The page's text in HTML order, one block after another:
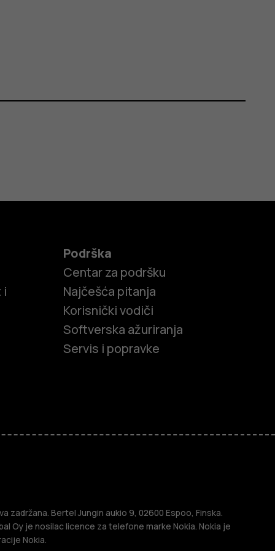
i
Podrška
Centar za podršku
Najčešća pitanja
Korisnički vodiči
Softverska ažuriranja
Servis i popravke
zadržana. Bertel Jungin aukio 9, 02600 Espoo, Finska.
Oy je nosilac licence za telefone marke Nokia. Nokia je
Nokia.